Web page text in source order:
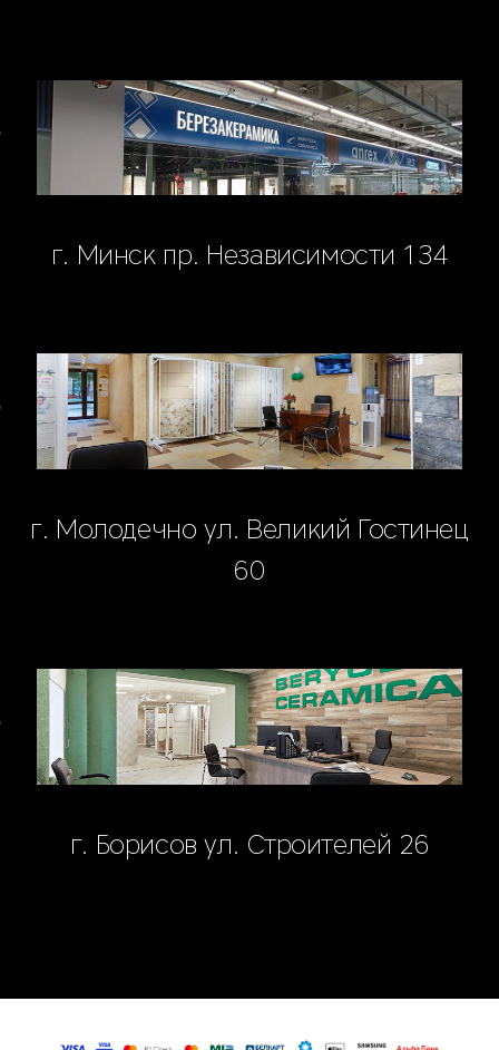
г. Минск пр. Независимости 134
г. Молодечно ул. Великий Гостинец
60
г. Борисов ул. Строителей 26